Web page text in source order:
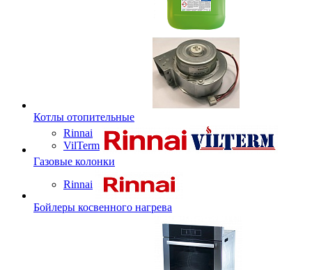
Котлы отопительные
Rinnai
VilTerm
Газовые колонки
Rinnai
Бойлеры косвенного нагрева